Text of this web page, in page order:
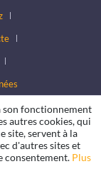
son fonctionnement
autres cookies, qui
site, servent à la
d'autres sites et
consentement. Plus